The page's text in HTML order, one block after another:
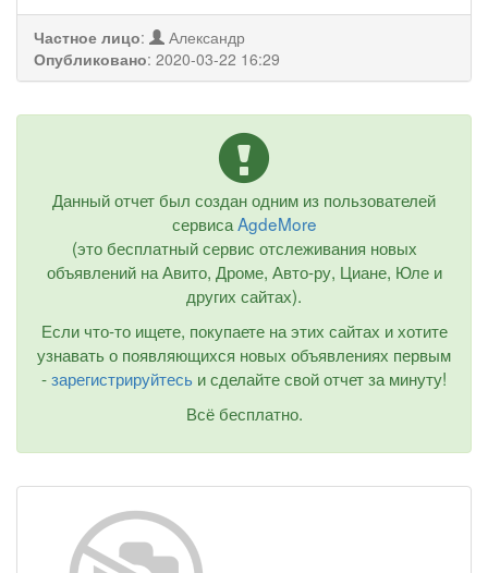
Частное лицо:
Александр
Опубликовано: 2020-03-22 16:29
Данный отчет был создан одним из пользователей
сервисаAgdeMore
(это бесплатный сервис отслеживания новых
объявлений на Авито, Дроме, Авто-ру, Циане, Юле и
других сайтах).
Если что-то ищете, покупаете на этих сайтах и хотите
узнавать о появляющихся новых объявлениях первым
-зарегистрируйтесь и сделайте свой отчет за минуту!
Всё бесплатно.